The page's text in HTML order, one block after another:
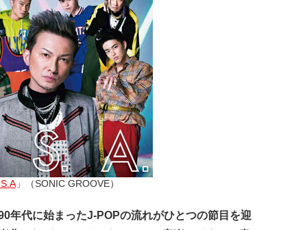
」（SONIC GROOVE）
年代に始まったJ-POPの流れがひとつの節目を迎